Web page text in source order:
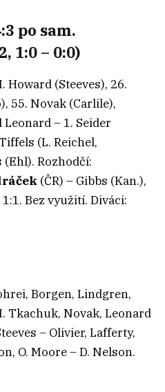
po sam.
1:0 – 0:0)
Howard (Steeves), 26.
55. Novak (Carlile),
– 1. Seider
(L. Reichel,
(Ehl). Rozhodčí:
(ČR) – Gibbs (Kan.),
Bez využití. Diváci:
Borgen, Lindgren,
Tkachuk, Novak, Leonard
– Olivier, Lafferty,
O. Moore – D. Nelson.